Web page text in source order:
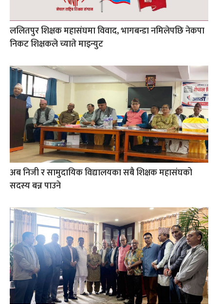
ललितपुर शिक्षक महासंघमा विवाद, भागबन्डा नमिलेपछि नेकपा
निकट शिक्षकले च्याते माइन्युट
अब निजी र सामुदायिक विद्यालयका सबै शिक्षक महासंघको
सदस्य बन्न पाउने